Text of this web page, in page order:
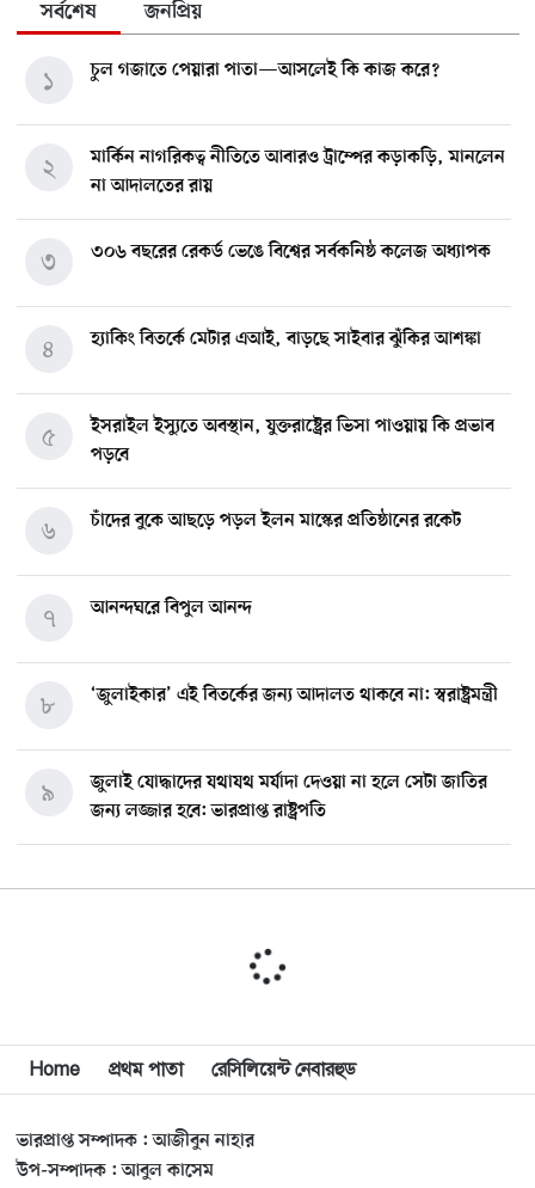
সর্বশেষ জনপ্রিয়
চুল গজাতে পেয়ারা পাতা—আসলেই কি কাজ করে?
১
মার্কিন নাগরিকত্ব নীতিতে আবারও ট্রাম্পের কড়াকড়ি, মানলেন
না আদালতের রায়
২
৩০৬ বছরের রেকর্ড ভেঙে বিশ্বের সর্বকনিষ্ঠ কলেজ অধ্যাপক
৩
হ্যাকিং বিতর্কে মেটার এআই, বাড়ছে সাইবার ঝুঁকির আশঙ্কা
৪
ইসরাইল ইস্যুতে অবস্থান, যুক্তরাষ্ট্রের ভিসা পাওয়ায় কি প্রভাব
পড়বে
৫
চাঁদের বুকে আছড়ে পড়ল ইলন মাস্কের প্রতিষ্ঠানের রকেট
৬
আনন্দঘরে বিপুল আনন্দ
৭
‘জুলাইকার’ এই বিতর্কের জন্য আদালত থাকবে না: স্বরাষ্ট্রমন্ত্রী
৮
জুলাই যোদ্ধাদের যথাযথ মর্যাদা দেওয়া না হলে সেটা জাতির
জন্য লজ্জার হবে: ভারপ্রাপ্ত রাষ্ট্রপতি
৯
১০
মিশিগানে দক্ষিণ সুরমা ওয়েলফেয়ার অ্যাসোসিয়েশনের
বিশ্বজুড়ে কূটনৈতিক পুনর্বিন্যাস, ৫ অঞ্চলে মিশন বন্ধ করছে
যুক্তরাষ্ট্র
১২
মিশিগানে ফ্রেন্ডস এন্ড ফ্যামিলির বনভোজনে প্রাণের উচ্ছ্বাস
১৩
Home প্রথম পাতা রেসিলিয়েন্ট নেবারহুড
ভারপ্রাপ্ত সম্পাদক : আজীবুন নাহার
উপ-সম্পাদক : আবুল কাসেম